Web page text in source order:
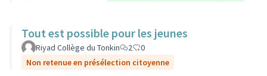
Tout est possible pour les jeunes
Riyad Collège du Tonkin 2
0
Non retenue en présélection citoyenne